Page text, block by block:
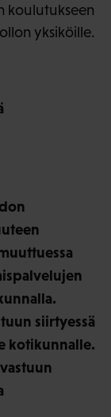
koulutukseen
yksiköille.
siirtyessä
kotikunnalle.